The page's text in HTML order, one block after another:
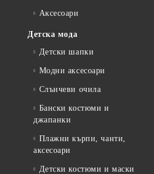
Аксесоари
Детска мода
Детски шапки
Модни аксесоари
Слънчеви очила
Бански костюми и
джапанки
Плажни кърпи, чанти,
аксесоари
Детски костюми и маски